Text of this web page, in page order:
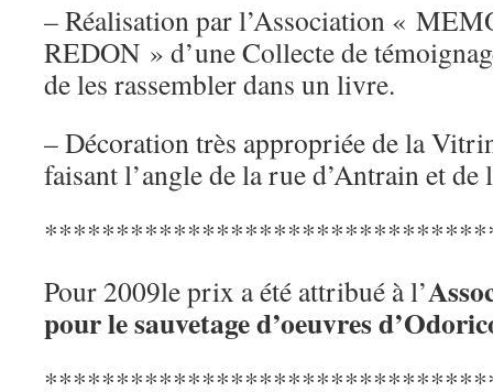
– Réalisation par l’Association «
REDON » d’une Collecte de
de les rassembler dans un livre.
– Décoration très appropriée de la
faisant l’angle de la rue d’Antrain et
Pour 2009le prix a été attribué à l’
pour le sauvetage d’oeuvres